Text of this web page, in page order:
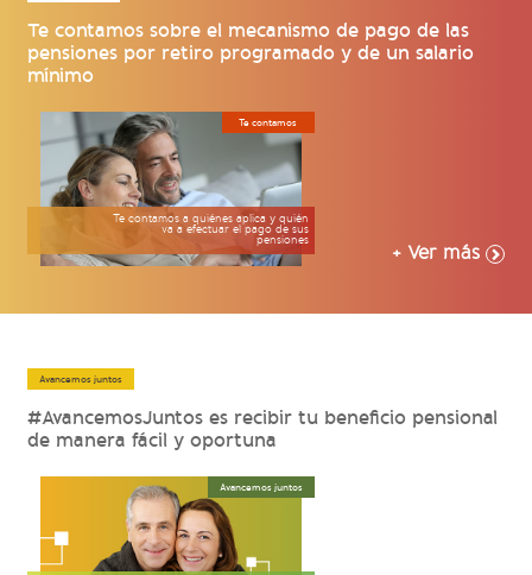
Te contamos
Te contamos a quiénes aplica y quién
va a efectuar el pago de sus
pensiones
Te contamos sobre el mecanismo de pago de las
pensiones por retiro programado y de un salario
mínimo
+ Ver más
Avancemos juntos
Avancemos juntos
#AvancemosJuntos es recibir tu beneficio pensional
de manera fácil y oportuna